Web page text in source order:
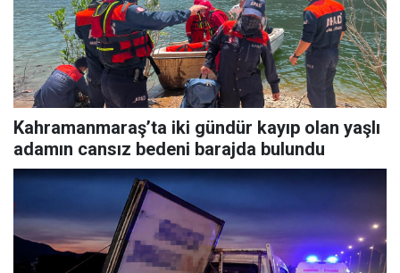
Kahramanmaraş’ta iki gündür kayıp olan yaşlı
adamın cansız bedeni barajda bulundu